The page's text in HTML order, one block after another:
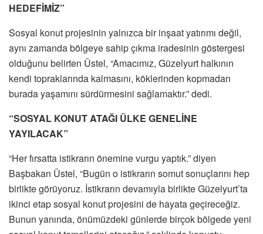
HEDEFİMİZ”
Sosyal konut projesinin yalnızca bir inşaat yatırımı değil,
aynı zamanda bölgeye sahip çıkma iradesinin göstergesi
olduğunu belirten Üstel, “Amacımız, Güzelyurt halkının
kendi topraklarında kalmasını, köklerinden kopmadan
burada yaşamını sürdürmesini sağlamaktır.” dedi.
“SOSYAL KONUT ATAĞI ÜLKE GENELİNE
YAYILACAK”
“Her fırsatta istikrarın önemine vurgu yaptık.” diyen
Başbakan Üstel, “Bugün o istikrarın somut sonuçlarını hep
birlikte görüyoruz. İstikrarın devamıyla birlikte Güzelyurt’ta
ikinci etap sosyal konut projesini de hayata geçireceğiz.
Bunun yanında, önümüzdeki günlerde birçok bölgede yeni